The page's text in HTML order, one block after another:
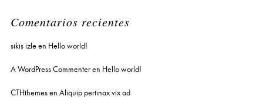
Comentarios recientes
sikis izleen Hello world!
A WordPress Commenteren Hello world!
CTHthemesen Aliquip pertinax vix ad